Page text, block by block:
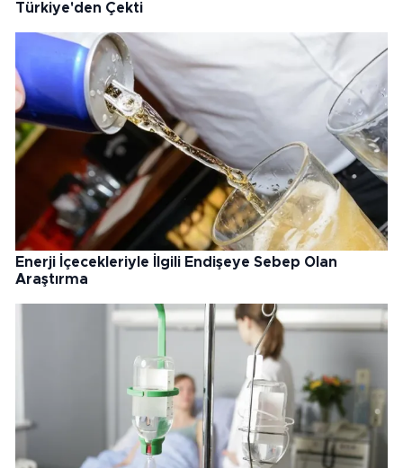
Türkiye'den Çekti
Enerji İçecekleriyle İlgili Endişeye Sebep Olan
Araştırma